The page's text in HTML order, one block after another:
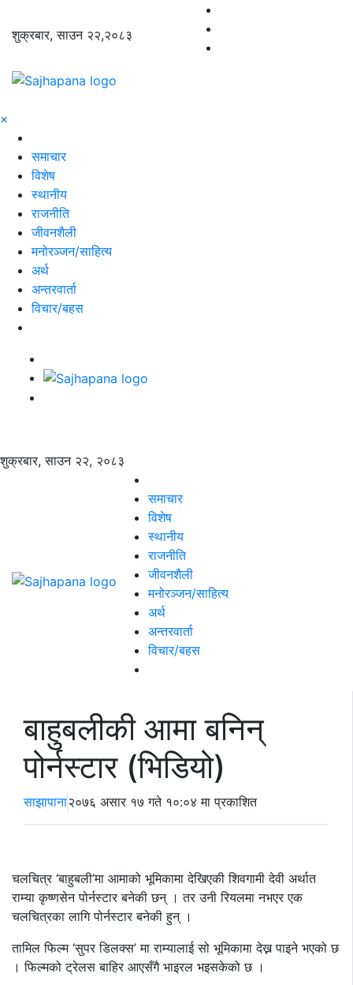
शुक्रबार, साउन २२,२०८३
×
समाचार
विशेष
स्थानीय
राजनीति
जीवनशैली
मनोरञ्जन/साहित्य
अर्थ
अन्तरवार्ता
विचार/बहस
शुक्रबार, साउन २२, २०८३
समाचार
विशेष
स्थानीय
राजनीति
जीवनशैली
मनोरञ्जन/साहित्य
अर्थ
अन्तरवार्ता
विचार/बहस
बाहुबलीकी आमा बनिन्
पोर्नस्टार (भिडियो)
साझापाना२०७६ असार १७ गते १०:०४ मा प्रकाशित
चलचित्र ‘बाहुबली’मा आमाको भूमिकामा देखिएकी शिवगामी देवी अर्थात
राम्या कृष्णसेन पोर्नस्टार बनेकी छन् । तर उनी रियलमा नभएर एक
चलचित्रका लागि पोर्नस्टार बनेकी हुन् ।
तामिल फिल्म ‘सुपर डिलक्स’ मा राम्यालाई सो भूमिकामा देख्न पाइने भएको छ
। फिल्मको ट्रेलस बाहिर आएसँगै भाइरल भइसकेको छ ।